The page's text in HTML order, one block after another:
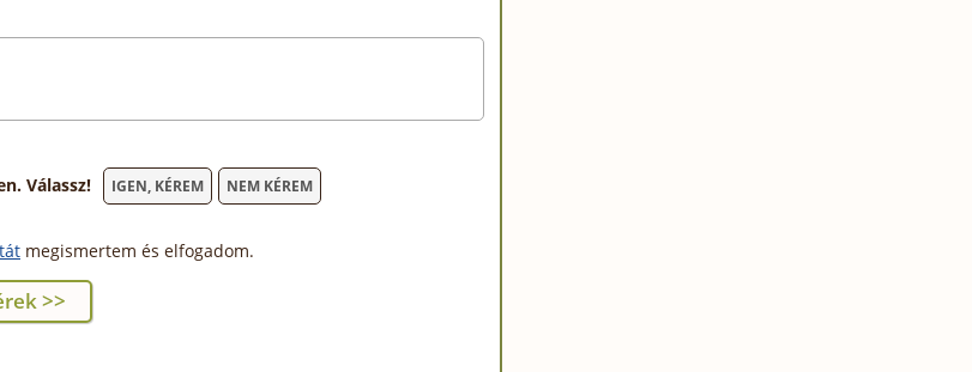
Válassz! IGEN, KÉREM NEM KÉREM
megismertem és elfogadom.